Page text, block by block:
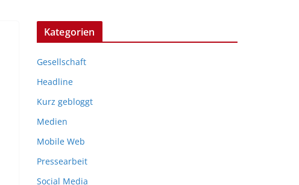
Kategorien
Gesellschaft
Headline
Kurz gebloggt
Medien
Mobile Web
Pressearbeit
Social Media